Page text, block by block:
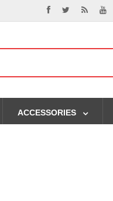
ACCESSORIES